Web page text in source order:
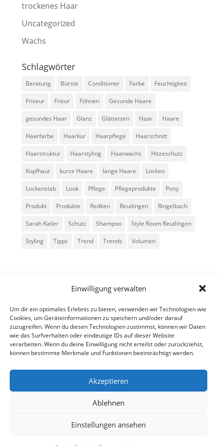
Einwilligung verwalten
Um dir ein optimales Erlebnis zu bieten, verwenden wir Technologien wie
Cookies, um Geräteinformationen zu speichern und/oder darauf
zuzugreifen. Wenn du diesen Technologien zustimmst, können wir Daten
wie das Surfverhalten oder eindeutige IDs auf dieser Website
verarbeiten. Wenn du deine Einwilligung nicht erteilst oder zurückziehst,
können bestimmte Merkmale und Funktionen beeinträchtigt werden.
Akzeptieren
Ablehnen
Einstellungen ansehen
trockenes Haar
Uncategorized
Wachs
Schlagwörter
Beratung Bürste Conditioner Farbe Feuchtigkeit
Friseur Frisur Föhnen Gesunde Haare
gesundes Haar Glanz Glätteisen Haar Haare
Haarfarbe Haarkur Haarpflege Haarschnitt
Haarstruktur Haarstyling Haarwachs Hitzeschutz
Kopfhaut kurze Haare lange Haare Locken
Lockenstab Look Pflege Pflegeprodukte Pony
Produkt Produkte Redken Reutlingen Ringelbach
Sarah Kailer Schutz Shampoo Style Room Reutlingen
Styling Tipps Trend Trends Volumen
Alle Rechte vorbehalten - Sarah Kailer
fain g